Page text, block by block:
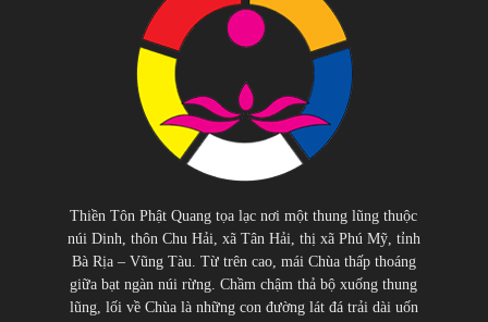
Thiền Tôn Phật Quang tọa lạc nơi một thung lũng thuộc
núi Dinh, thôn Chu Hải, xã Tân Hải, thị xã Phú Mỹ, tỉnh
Bà Rịa – Vũng Tàu. Từ trên cao, mái Chùa thấp thoáng
giữa bạt ngàn núi rừng. Chầm chậm thả bộ xuống thung
lũng, lối về Chùa là những con đường lát đá trải dài uốn